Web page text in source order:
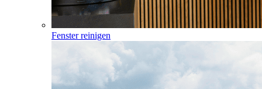
Fenster reinigen